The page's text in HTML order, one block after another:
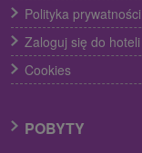
Polityka prywatności
Zaloguj się do hoteli
Cookies
POBYTY